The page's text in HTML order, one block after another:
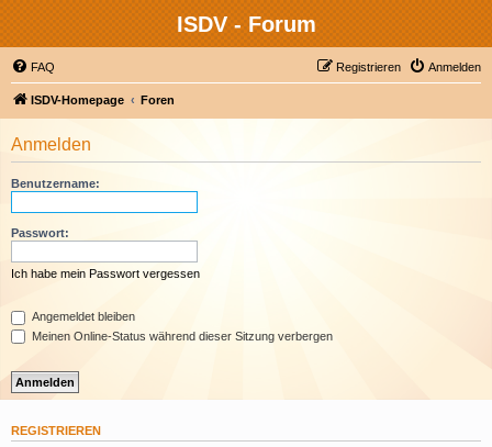
ISDV - Forum
FAQ Anmelden
Registrieren
ISDV-Homepage Foren
Anmelden
Benutzername:
Passwort:
Ich habe mein Passwort vergessen
Angemeldet bleiben
Meinen Online-Status während dieser Sitzung verbergen
REGISTRIEREN